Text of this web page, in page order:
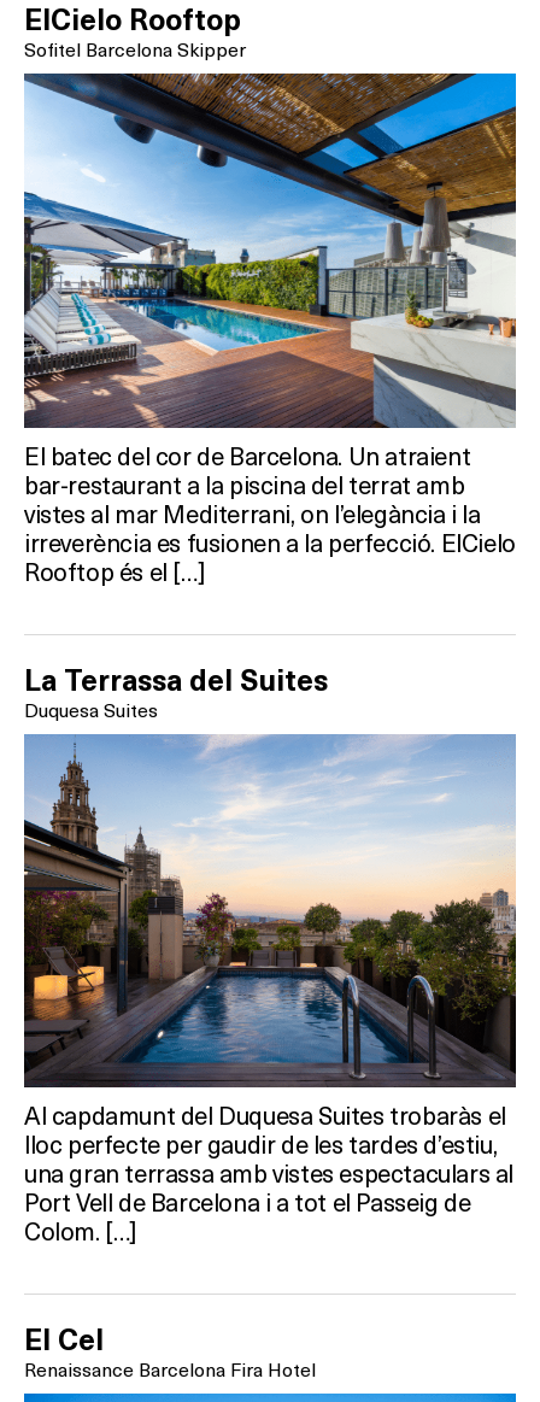
ElCielo Rooftop
Sofitel Barcelona Skipper
El batec del cor de Barcelona. Un atraient
bar-restaurant a la piscina del terrat amb
vistes al mar Mediterrani, on l’elegància i la
irreverència es fusionen a la perfecció. ElCielo
Rooftop és el […]
La Terrassa del Suites
Duquesa Suites
Al capdamunt del Duquesa Suites trobaràs el
lloc perfecte per gaudir de les tardes d’estiu,
una gran terrassa amb vistes espectaculars al
Port Vell de Barcelona i a tot el Passeig de
Colom. […]
El Cel
Renaissance Barcelona Fira Hotel